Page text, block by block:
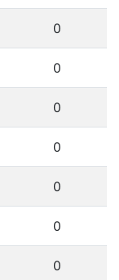
0
0
0
0
0
0
0